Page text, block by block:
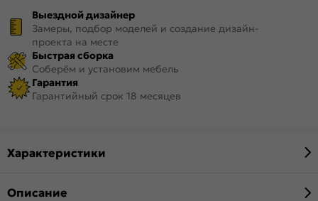
Выездной дизайнер
Замеры, подбор моделей и создание дизайн-
проекта на месте
Быстрая сборка
Соберём и установим мебель
Гарантия
Гарантийный срок 18 месяцев
Характеристики
Описание